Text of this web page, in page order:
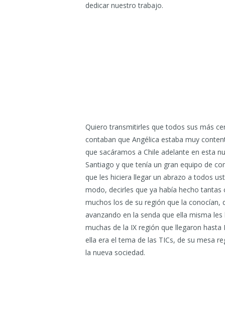
dedicar nuestro trabajo.
Quiero transmitirles que todos sus más
contaban que Angélica estaba muy
que sacáramos a Chile adelante en esta
Santiago y que tenía un gran equipo de
que les hiciera llegar un abrazo a todos
modo, decirles que ya había hecho
muchos los de su región que la conocían,
avanzando en la senda que ella misma
muchas de la IX región que llegaron
ella era el tema de las TICs, de su mesa
la nueva sociedad.